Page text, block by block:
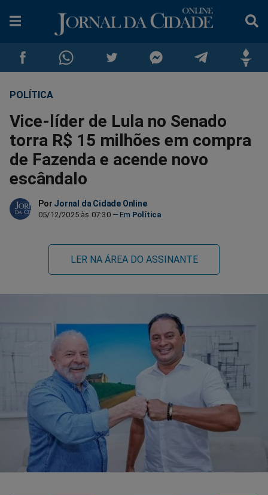
Compartilhar
no
Facebook
Compartilhar
no
Whatsapp
no
Twitter
no
Messenger
no
Telegram
POLÍTICA
Vice-líder de Lula no Senado
torra R$ 15 milhões em compra
de Fazenda e acende novo
escândalo
Por Jornal da Cidade Online
05/12/2025 às 07:30 Política
LER NA ÁREA DO ASSINANTE